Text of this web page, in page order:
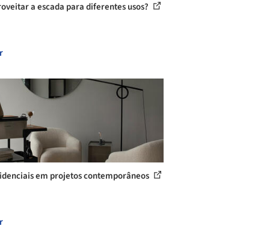
a escada para diferentes usos?
em projetos contemporâneos